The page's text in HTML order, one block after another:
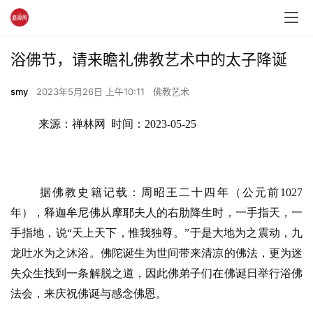
浴佛节，请来瞻礼佛教艺术中的太子降诞
smy 2023年5月26日 上午10:11 佛教艺术
来源：禅林网  时间：2023-05-25
据佛教史籍记载：周昭王二十四年 （公元前1027
年）
，释迦牟尼佛从摩耶夫人的右肋降生时，一手指天，一
手指地，说“天上天下，惟我独尊。”于是大地为之震动，九
龙吐水为之沐浴。佛陀诞生为世间带来清凉的佛法，更为迷
失众生找到一条解脱之道，因此佛弟子们在佛诞日举行浴佛
法会，来庆祝佛诞与感念佛恩。